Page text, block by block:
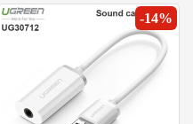
-14%